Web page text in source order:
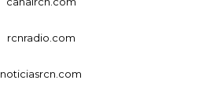
rcnradio.com
noticiasrcn.com